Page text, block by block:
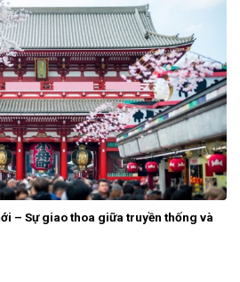
– Sự giao thoa giữa truyền thống và